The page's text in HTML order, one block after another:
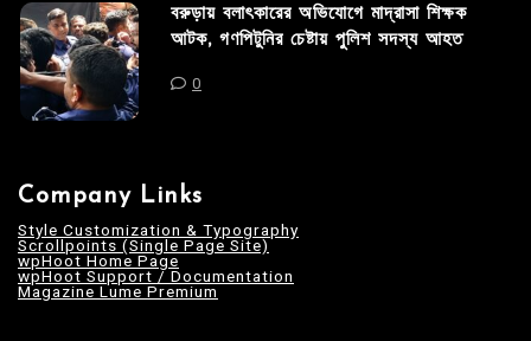
বরুড়ায় বলাৎকারের অভিযোগে মাদ্রাসা শিক্ষক
আটক, গণপিটুনির চেষ্টায় পুলিশ সদস্য আহত
0
Company Links
Style Customization & Typography
Scrollpoints (Single Page Site)
wpHoot Home Page
wpHoot Support / Documentation
Magazine Lume Premium